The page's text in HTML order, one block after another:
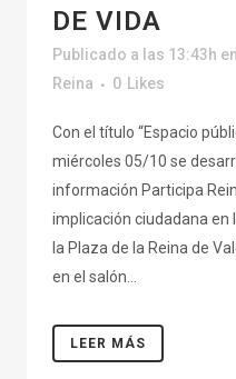
DE VIDA
Publicado a las 13:43h en
Reina
0 Likes
Con el título “Espacio
miércoles 05/10 se
información Participa
implicación ciudadana
la Plaza de la Reina de
en el salón...
LEER MÁS